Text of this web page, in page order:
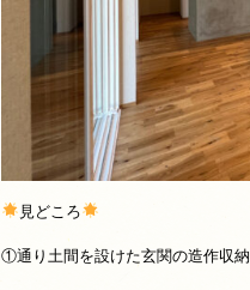
見どころ
①通り土間を設けた玄関の造作収納